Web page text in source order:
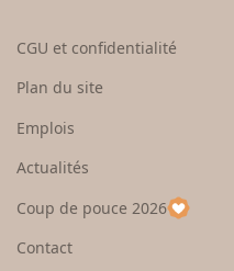
e
u
p
a
CGU et confidentialité
Plan du site
Emplois
Actualités
Coup de pouce 2026
Contact